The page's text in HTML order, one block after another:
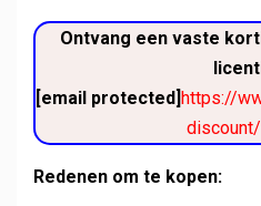
Ontvang een vaste
[email protected] https://
Redenen om te kopen: